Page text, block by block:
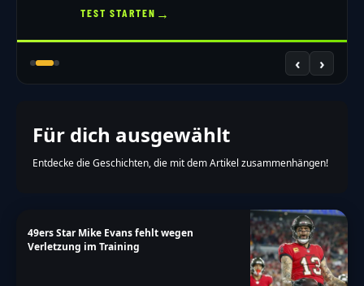
TEST STARTEN →
‹ ›
Für dich ausgewählt
Entdecke die Geschichten, die mit dem Artikel zusammenhängen!
49ers Star Mike Evans fehlt wegen
Verletzung im Training